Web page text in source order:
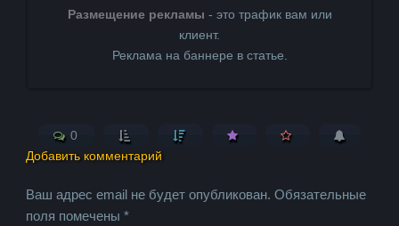
Размещение рекламы - это трафик вам или
клиент.
Реклама на баннере в статье.
0
Добавить комментарий
Ваш адрес email не будет опубликован. Обязательные
поля помечены*